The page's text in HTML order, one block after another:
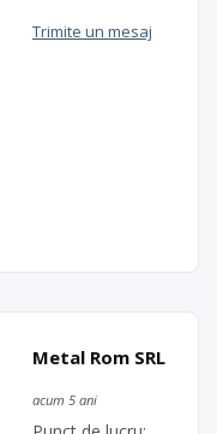
Trimite un mesaj
Metal Rom SRL
acum 5 ani